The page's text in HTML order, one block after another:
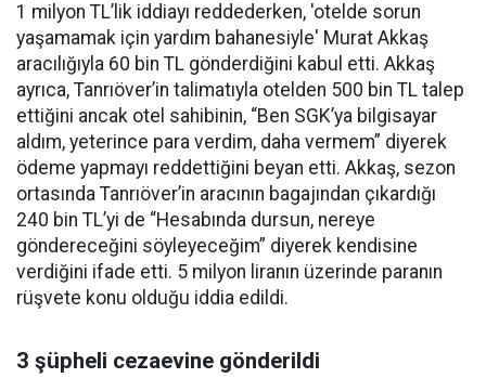
1 milyon TL’lik iddiayı reddederken, 'otelde sorun
yaşamamak için yardım bahanesiyle' Murat Akkaş
aracılığıyla 60 bin TL gönderdiğini kabul etti. Akkaş
ayrıca, Tanrıöver’in talimatıyla otelden 500 bin TL talep
ettiğini ancak otel sahibinin, “Ben SGK’ya bilgisayar
aldım, yeterince para verdim, daha vermem” diyerek
ödeme yapmayı reddettiğini beyan etti. Akkaş, sezon
ortasında Tanrıöver’in aracının bagajından çıkardığı
240 bin TL’yi de “Hesabında dursun, nereye
göndereceğini söyleyeceğim” diyerek kendisine
verdiğini ifade etti. 5 milyon liranın üzerinde paranın
rüşvete konu olduğu iddia edildi.
3 şüpheli cezaevine gönderildi